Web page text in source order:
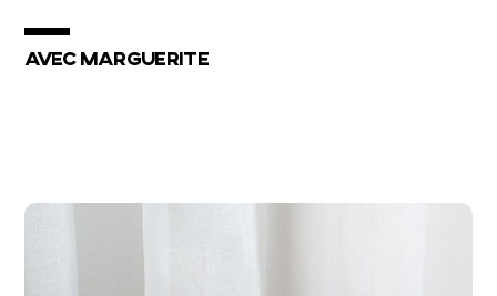
AVEC MARGUERITE